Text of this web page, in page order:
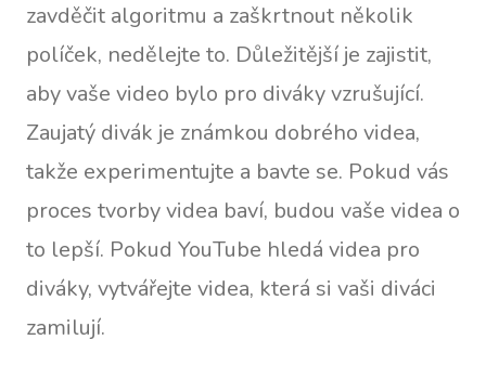
zavděčit algoritmu a zaškrtnout několik
políček, nedělejte to. Důležitější je zajistit,
aby vaše video bylo pro diváky vzrušující.
Zaujatý divák je známkou dobrého videa,
takže experimentujte a bavte se. Pokud vás
proces tvorby videa baví, budou vaše videa o
to lepší. Pokud YouTube hledá videa pro
diváky, vytvářejte videa, která si vaši diváci
zamilují.